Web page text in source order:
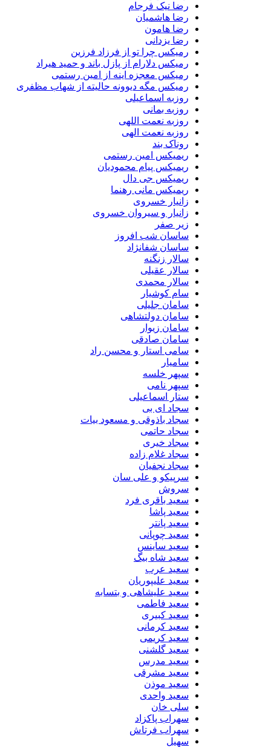
رضا نیک فرجام
رضا هاشمیان
رضا هامون
رضا یزدانی
رمیکس چرا تو از فرزاد فرزین
رمیکس دلارام از پازل باند و حمید هیراد
رمیکس معجزه اینه از امین رستمی
رمیکس مگه دیوونه حالیته از شهاب مظفری
روزبه اسماعیلی
روزبه بمانی
روزبه نعمت اللهی
روزبه نعمت الهی
روناک بند
ریمیکس امین رستمی
ریمیکس پیام محمودیان
ریمیکس جی دال
ریمیکس مانی رهنما
زانیار خسروی
زانیار و سیروان خسروی
زیر صفر
ساسان شب افروز
ساسان شفانژاد
سالار زنگنه
سالار عقیلی
سالار محمدی
سام کوشیار
سامان جلیلی
سامان دولتشاهی
سامان زیوار
سامان صادقی
سامی استار و محسن راد
سامیار
سپهر خلسه
سپهر نامی
ستار اسماعیلی
سجاد ای بی
سجاد باذوقی و مسعود بیات
سجاد حاتمی
سجاد خیری
سجاد غلام زاده
سجاد نجفیان
سرپیکو و علی سان
سروش
سعید باقری فرد
سعید پاشا
سعید پانتر
سعید چوپانی
سعید ساینس
سعید شاه بیگ
سعید عرب
سعید علیپوریان
سعید علیشاهی و بتسابه
سعید فاطمی
سعید کبیری
سعید کرمانی
سعید کریمی
سعید گلشنی
سعید مدرس
سعید مشرقی
سعید موذن
سعید واحدی
سلی خان
سهراب پاکزاد
سهراب فرتاش